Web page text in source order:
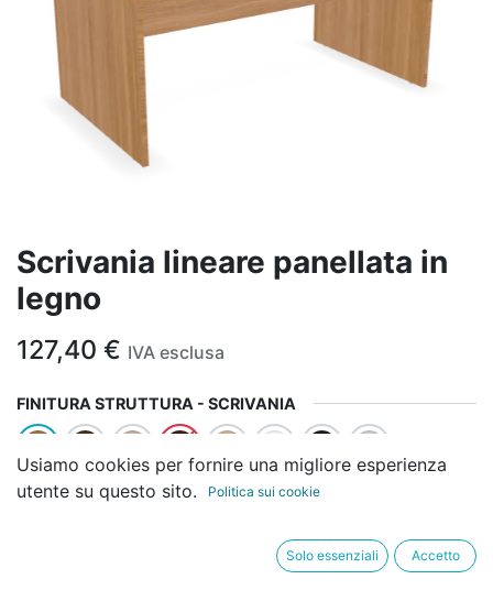
Scrivania lineare panellata in
legno
127,40 € IVA esclusa
FINITURA STRUTTURA - SCRIVANIA
FINITURA TOP - SCRIVANIA
Usiamo cookies per fornire una migliore esperienza
utente su questo sito.
Politica sui cookie
Solo essenziali Accetto